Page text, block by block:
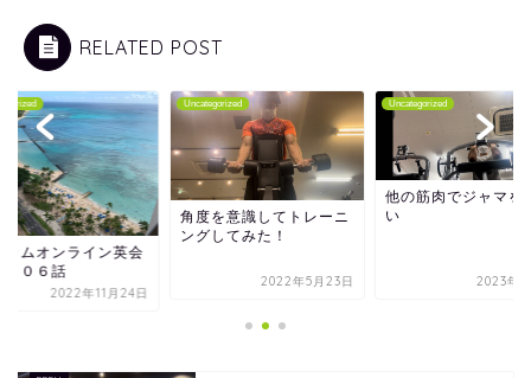
RELATED POST
カムオンライン英会
１０６話
2022年11月24日
Uncategorized
角度を意識してトレーニ
ングしてみた！
2022年5月23日
Uncategorized
他の筋肉でジャマを
い
2023年3